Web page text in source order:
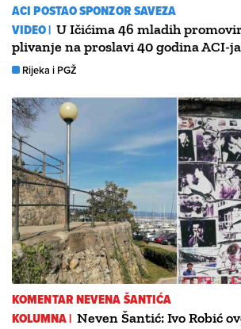
ACI POSTAO SPONZOR SAVEZA
VIDEO | U Ičićima 46 mladih
plivanje na proslavi 40 godina ACI-ja
Rijeka i PGŽ
KOMENTAR NEVENA ŠANTIĆA
KOLUMNA | Neven Šantić: Ivo Robić